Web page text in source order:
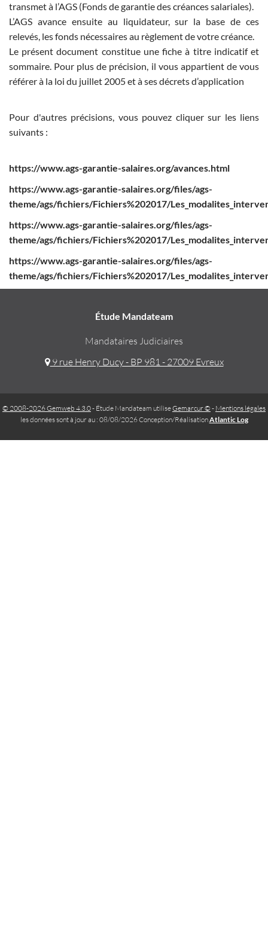
transmet à l’AGS (Fonds de garantie des créances salariales).
L’AGS avance ensuite au liquidateur, sur la base de ces
relevés, les fonds nécessaires au règlement de votre créance.
Le présent document constitue une fiche à titre indicatif et
sommaire. Pour plus de précision, il vous appartient de vous
référer à la loi du juillet 2005 et à ses décrets d’application
Pour d'autres précisions, vous pouvez cliquer sur les liens
suivants :
https://www.ags-garantie-salaires.org/avances.html
https://www.ags-garantie-salaires.org/files/ags-
theme/ags/fichiers/Fichiers%202017/
https://www.ags-garantie-salaires.org/files/ags-
theme/ags/fichiers/Fichiers%202017/
https://www.ags-garantie-salaires.org/files/ags-
theme/ags/fichiers/Fichiers%202017/
Étude Mandateam
Mandataires Judiciaires
9 rue Henry Ducy - BP 981 - 27009 Evreux
© 2008-2026 Gemweb 4.3.0- Étude Mandateam utiliseGemarcur © - Mentions légales
les données sont à jour au : 08/08/2026 Conception/RéalisationAtlantic Log